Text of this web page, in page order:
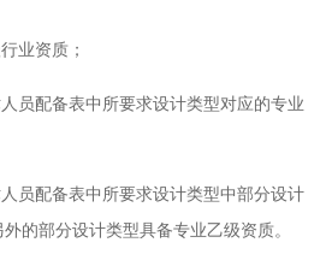
业资质；
配备表中所要求设计类型对应的专业
配备表中所要求设计类型中部分设计
的部分设计类型具备专业乙级资质。